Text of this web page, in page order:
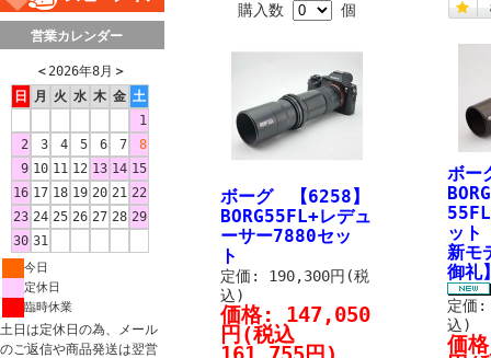
営業カレンダー
＜ 2026年8月 ＞
日
月 火 水 木 金 土
1
2
3 4 5 6 7
8
9 10 11 12 13 14 15
16 17 18 19 20 21 22
23 24 25 26 27 28 29
30 31
今日
定休日
臨時休業
土日は定休日の為、メール
のご返信や商品発送は翌営
購入数 個
ボーグ 【6258】
BORG55FL+レデュ
ーサー7880セッ
ト
定価: 190,300円(税
込)
価格: 147,050
円 (税込
ボー
ット
新モ
御礼
定価
込)
価